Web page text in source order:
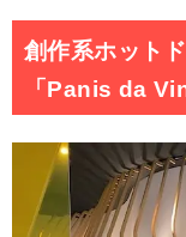
創作系ホット
「Panis da